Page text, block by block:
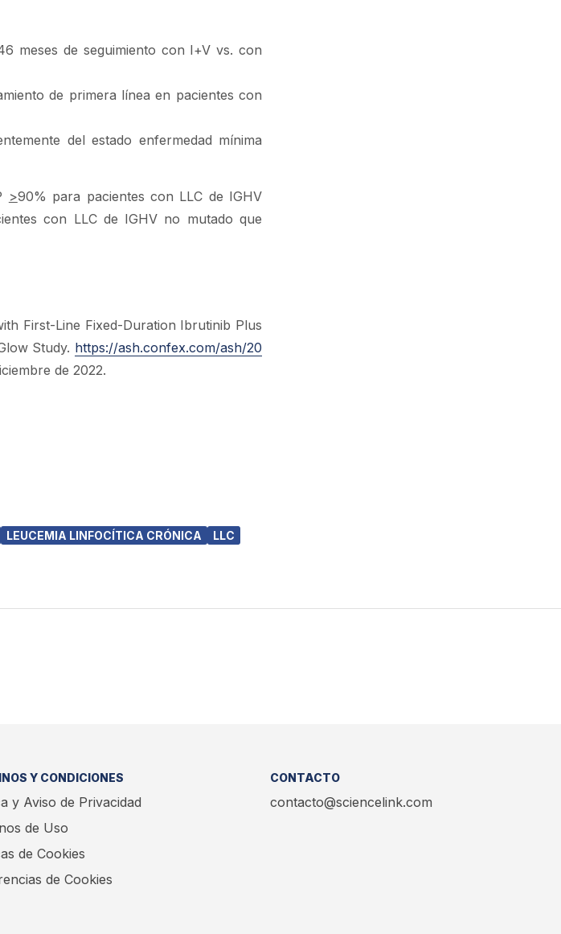
meses de seguimiento con I+V vs. con
de primera línea en pacientes con
del estado enfermedad mínima
>90% para pacientes con LLC de IGHV
con LLC de IGHV no mutado que
First-Line Fixed-Duration Ibrutinib Plus
Study. https://ash.confex.com/ash/20
de 2022.
LEUCEMIA LINFOCÍTICA CRÓNICA
LLC
Y CONDICIONES
y Aviso de Privacidad
de Uso
de Cookies
de Cookies
CONTACTO
contacto@sciencelink.com